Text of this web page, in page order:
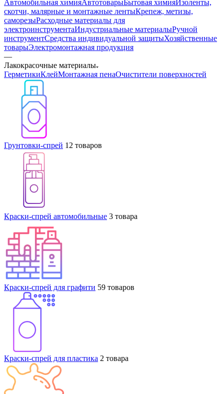
Автомобильная химияАвтотоварыБытовая химияИзоленты,
скотчи, малярные и монтажные лентыКрепеж, метизы,
саморезыРасходные материалы для
электроинструментаИндустриальные материалыРучной
инструментСредства индивидуальной защитыХозяйственные
товарыЭлектромонтажная продукция
—
Лакокрасочные материалы
ГерметикиКлейМонтажная пенаОчистители поверхностей
Грунтовки-спрей 12 товаров
Краски-спрей автомобильные 3 товара
Краски-спрей для графити 59 товаров
Краски-спрей для пластика 2 товара